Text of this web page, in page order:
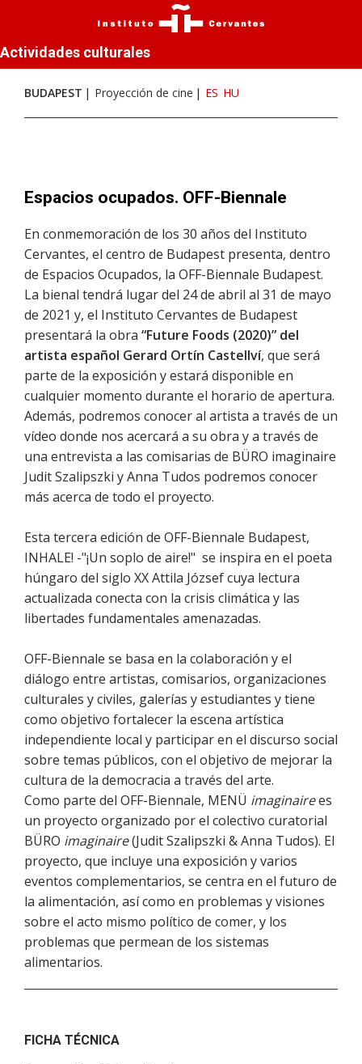
Actividades culturales
BUDAPEST Proyección de cine ES HU
Espacios ocupados. OFF-Biennale
En conmemoración de los 30 años del Instituto
Cervantes, el centro de Budapest presenta, dentro
de Espacios Ocupados, la OFF-Biennale Budapest.
La bienal tendrá lugar del 24 de abril al 31 de mayo
de 2021 y, el Instituto Cervantes de Budapest
presentará la obra “Future Foods (2020)” del
artista español Gerard Ortín Castellví, que será
parte de la exposición y estará disponible en
cualquier momento durante el horario de apertura.
Además, podremos conocer al artista a través de un
vídeo donde nos acercará a su obra y a través de
una entrevista a las comisarias de BÜRO imaginaire
Judit Szalipszki y Anna Tudos podremos conocer
más acerca de todo el proyecto.
Esta tercera edición de OFF-Biennale Budapest,
INHALE! -"¡Un soplo de aire!" se inspira en el poeta
húngaro del siglo XX Attila József cuya lectura
actualizada conecta con la crisis climática y las
libertades fundamentales amenazadas.
OFF-Biennale se basa en la colaboración y el
diálogo entre artistas, comisarios, organizaciones
culturales y civiles, galerías y estudiantes y tiene
como objetivo fortalecer la escena artística
independiente local y participar en el discurso social
sobre temas públicos, con el objetivo de mejorar la
cultura de la democracia a través del arte.
Como parte del OFF-Biennale, MENÜ imaginairees
un proyecto organizado por el colectivo curatorial
BÜRO imaginaire(Judit Szalipszki & Anna Tudos). El
proyecto, que incluye una exposición y varios
eventos complementarios, se centra en el futuro de
la alimentación, así como en problemas y visiones
sobre el acto mismo político de comer, y los
problemas que permean de los sistemas
alimentarios.
FICHA TÉCNICA